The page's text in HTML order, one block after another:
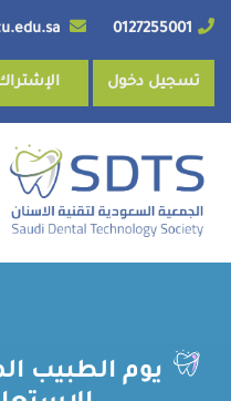
0127255001
تسجيل دخول
يوم الطبيب